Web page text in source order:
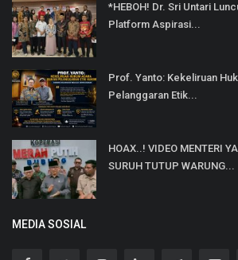
*HEBOH! Dr. Sri Untari
Platform Aspirasi...
Prof. Yanto: Kekeliruan
Pelanggaran Etik...
HOAX..! VIDEO MENTERI
SURUH TUTUP WARUNG...
MEDIA SOSIAL